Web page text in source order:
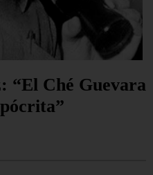
“El Ché Guevara